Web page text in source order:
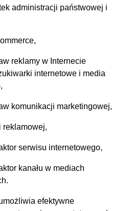
administracji państwowej i
reklamy w Internecie
internetowe i media
komunikacji marketingowej,
reklamowej,
serwisu internetowego,
kanału w mediach
efektywne